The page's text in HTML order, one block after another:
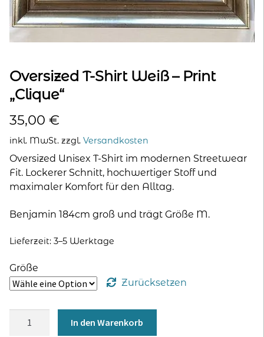
Oversized T-Shirt Weiß – Print
„Clique“
35,00 €
inkl. MwSt. zzgl. Versandkosten
Oversized Unisex T-Shirt im modernen Streetwear
Fit. Lockerer Schnitt, hochwertiger Stoff und
maximaler Komfort für den Alltag.
Benjamin 184cm groß und trägt Größe M.
Lieferzeit: 3–5 Werktage
Größe
Zurücksetzen
In den Warenkorb